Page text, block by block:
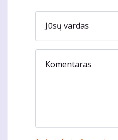
Jūsų vardas
Komentaras